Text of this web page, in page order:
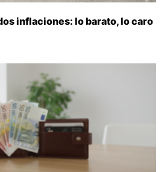
inflaciones: lo barato, lo caro